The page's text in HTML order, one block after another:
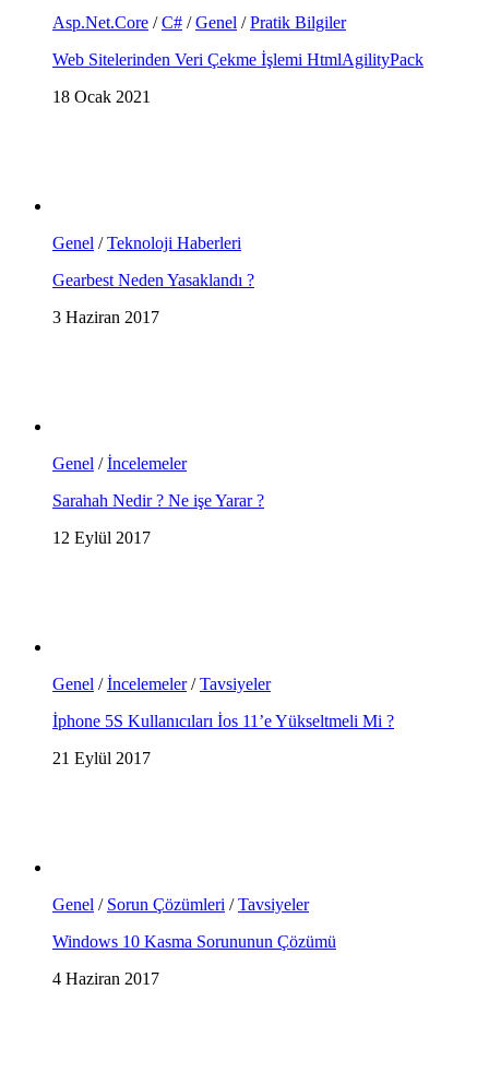
Asp.Net.Core /C# /Genel /Pratik Bilgiler
Web Sitelerinden Veri Çekme İşlemi HtmlAgilityPack
18 Ocak 2021
Genel /Teknoloji Haberleri
Gearbest Neden Yasaklandı ?
3 Haziran 2017
Genel /İncelemeler
Sarahah Nedir ? Ne işe Yarar ?
12 Eylül 2017
Genel /İncelemeler/Tavsiyeler
İphone 5S Kullanıcıları İos 11’e Yükseltmeli Mi ?
21 Eylül 2017
Genel / Sorun Çözümleri /Tavsiyeler
Windows 10 Kasma Sorununun Çözümü
4 Haziran 2017